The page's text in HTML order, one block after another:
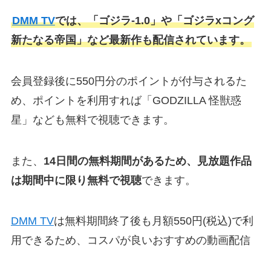
DMM TVでは、「ゴジラ-1.0」や「ゴジラxコング
新たなる帝国」など最新作も配信されています。
会員登録後に550円分のポイントが付与されるた
め、ポイントを利用すれば「GODZILLA 怪獣惑
星」なども無料で視聴できます。
また、 14日間の無料期間があるため、見放題作品
は期間中に限り無料で視聴できます。
DMM TVは無料期間終了後も月額550円(税込)で利
用できるため、コスパが良いおすすめの動画配信